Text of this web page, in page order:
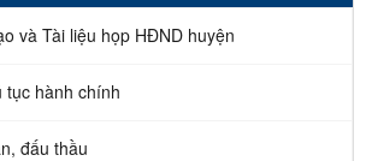
và Tài liệu họp HĐND huyện
tục hành chính
đấu thầu